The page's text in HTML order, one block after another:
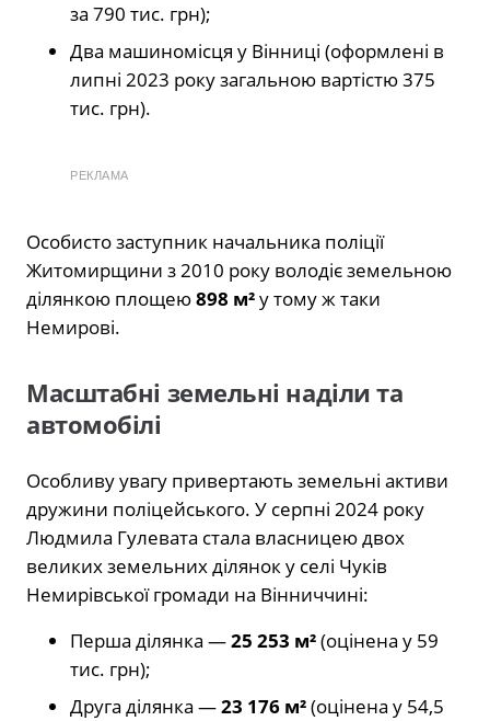
за 790 тис. грн);
Два машиномісця у Вінниці (оформлені в
липні 2023 року загальною вартістю 375
тис. грн).
РЕКЛАМА
Особисто заступник начальника поліції
Житомирщини з 2010 року володіє земельною
ділянкою площею898 м²у тому ж таки
Немирові.
Масштабні земельні наділи та
автомобілі
Особливу увагу привертають земельні активи
дружини поліцейського. У серпні 2024 року
Людмила Гулевата стала власницею двох
великих земельних ділянок у селі Чуків
Немирівської громади на Вінниччині:
Перша ділянка —25 253 м²(оцінена у 59
тис. грн);
Друга ділянка —23 176 м²(оцінена у 54,5